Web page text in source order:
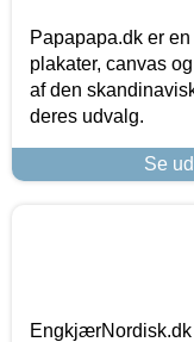
Papapapa.dk er
plakater, canvas
af den
deres udvalg.
Se